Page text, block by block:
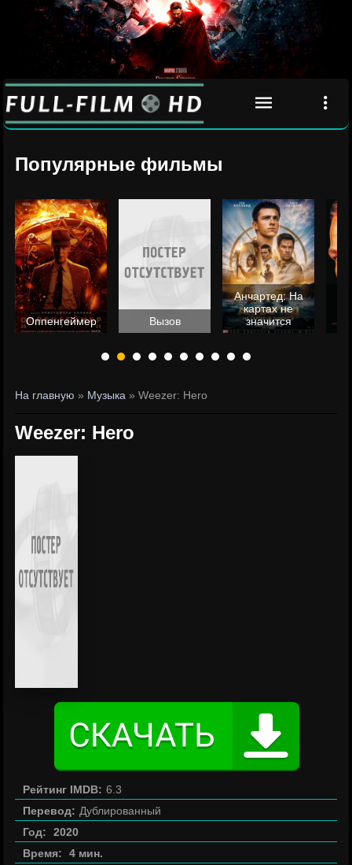
Популярные фильмы
Оппенгеймер Вызов
Анчартед: На
картах не
значится
На главную » Музыка » Weezer: Hero
Weezer: Hero
Рейтинг IMDB: 6.3
Перевод: Дублированный
Год:
2020
Время:
4 мин.